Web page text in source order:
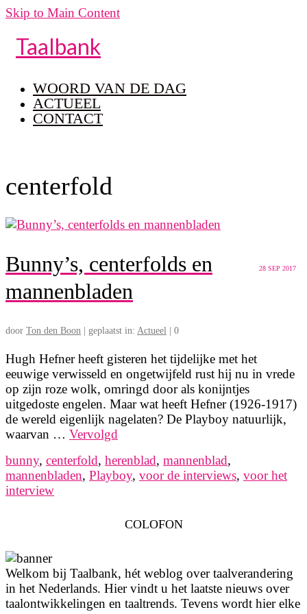
Skip to Main Content
Taalbank
WOORD VAN DE DAG
ACTUEEL
CONTACT
centerfold
28 SEP 2017
Bunny’s, centerfolds en
mannenbladen
door Ton den Boon geplaatst in: Actueel 0
Hugh Hefner heeft gisteren het tijdelijke met het
eeuwige verwisseld en ongetwijfeld rust hij nu in vrede
op zijn roze wolk, omringd door als konijntjes
uitgedoste engelen. Maar wat heeft Hefner (1926-1917)
de wereld eigenlijk nagelaten? De Playboy natuurlijk,
waarvan … Vervolgd
bunny, centerfold, herenblad, mannenblad,
mannenbladen, Playboy, voor de interviews, voor het
interview
COLOFON
Welkom bij Taalbank, hét weblog over taalverandering
in het Nederlands. Hier vindt u het laatste nieuws over
taalontwikkelingen en taaltrends. Tevens wordt hier elke